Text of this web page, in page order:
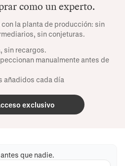
como un experto.
la planta de producción: sin
sin conjeturas.
sin recargos.
manualmente antes de
añadidos cada día
exclusivo
que nadie.